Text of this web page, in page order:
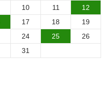
10 11
12
17 18
19
24 25
26
31